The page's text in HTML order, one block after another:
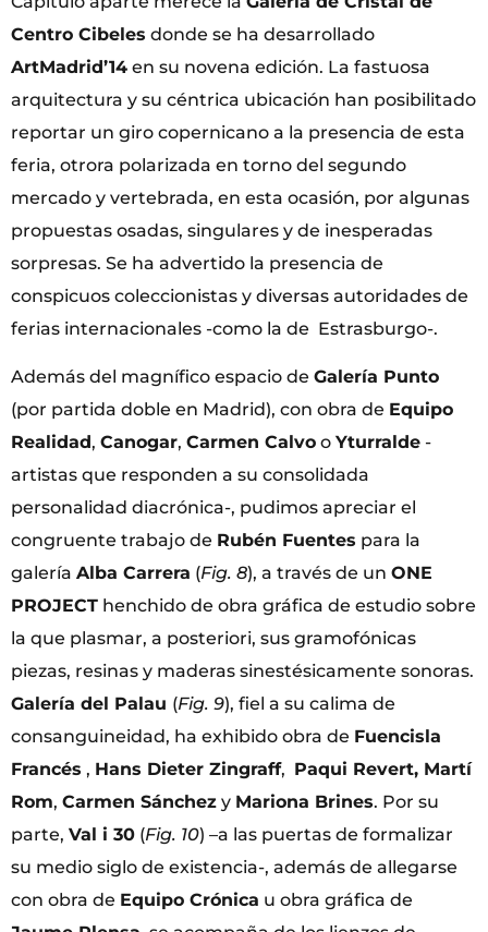
Centro Cibeles donde se ha desarrollado
ArtMadrid’14 en su novena edición. La fastuosa
arquitectura y su céntrica ubicación han posibilitado
reportar un giro copernicano a la presencia de esta
feria, otrora polarizada en torno del segundo
mercado y vertebrada, en esta ocasión, por algunas
propuestas osadas, singulares y de inesperadas
sorpresas. Se ha advertido la presencia de
conspicuos coleccionistas y diversas autoridades de
ferias internacionales -como la de Estrasburgo-.
Además del magnífico espacio de Galería Punto
(por partida doble en Madrid), con obra de Equipo
Realidad, Canogar, Carmen Calvo o Yturralde -
artistas que responden a su consolidada
personalidad diacrónica-, pudimos apreciar el
congruente trabajo de Rubén Fuentes para la
galería Alba Carrera (Fig. 8), a través de un ONE
PROJECT henchido de obra gráfica de estudio sobre
la que plasmar, a posteriori, sus gramofónicas
piezas, resinas y maderas sinestésicamente sonoras.
Galería del Palau (Fig. 9), fiel a su calima de
consanguineidad, ha exhibido obra de Fuencisla
Francés , Hans Dieter Zingraff, Paqui Revert, Martí
Rom, Carmen Sánchez y Mariona Brines. Por su
parte, Val i 30 (Fig. 10) –a las puertas de formalizar
su medio siglo de existencia-, además de allegarse
con obra de Equipo Crónica u obra gráfica de